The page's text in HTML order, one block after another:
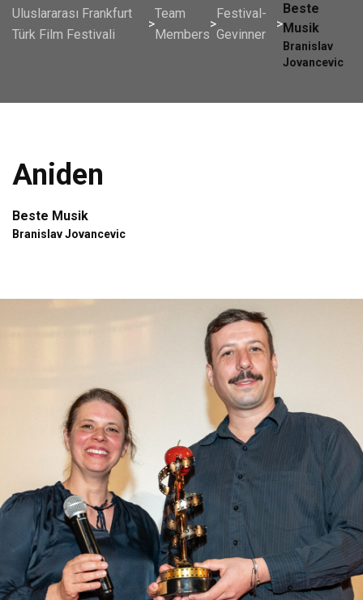
Uluslararası Frankfurt
Türk Film Festivali
>
Team
Members
>
Festival-
Gevinner
>
Beste
Musik
Branislav
Jovancevic
Aniden
Beste Musik
Branislav Jovancevic